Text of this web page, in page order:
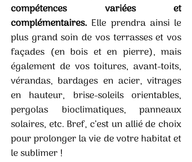
compétences variées et
complémentaires. Elle prendra ainsi le
plus grand soin de vos terrasses et vos
façades (en bois et en pierre), mais
également de vos toitures, avant-toits,
vérandas, bardages en acier, vitrages
en hauteur, brise-soleils orientables,
pergolas bioclimatiques, panneaux
solaires, etc. Bref, c’est un allié de choix
pour prolonger la vie de votre habitat et
le sublimer !